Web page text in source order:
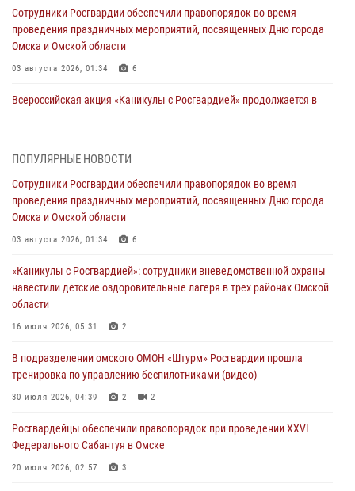
Сотрудники Росгвардии обеспечили правопорядок во время
проведения праздничных мероприятий, посвященных Дню города
Омска и Омской области
03 августа 2026, 01:34 6
Всероссийская акция «Каникулы с Росгвардией» продолжается в
тренировка по управлению беспилотниками (видео)
30 июля 2026, 04:39 2
Росгвардия обеспечила безопасность уникального передвижного
29 июля 2026, 01:49
Росгвардейцы приняли участие в крестном ходе в День крещения
Руси в Омске
При содействии спецназа Росгвардии пресечены нарушения
миграционного законодательства в Омске (видео)
ПОПУЛЯРНЫЕ НОВОСТИ
Сотрудники Росгвардии обеспечили правопорядок во время
проведения праздничных мероприятий, посвященных Дню города
Омска и Омской области
03 августа 2026, 01:34 6
«Каникулы с Росгвардией»: сотрудники вневедомственной охраны
навестили детские оздоровительные лагеря в трех районах Омской
области
16 июля 2026, 05:31 2
В подразделении омского ОМОН «Штурм» Росгвардии прошла
тренировка по управлению беспилотниками (видео)
30 июля 2026, 04:39 2 2
Росгвардейцы обеcпечили правопорядок при проведении XXVI
Федерального Сабантуя в Омске
20 июля 2026, 02:57 3